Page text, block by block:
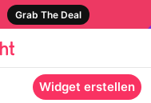
Grab The Deal
Widget erstellen